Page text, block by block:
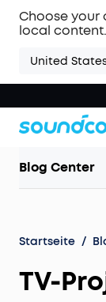
Choose your
local content.
United
Blog Center
Startseite /
TV-